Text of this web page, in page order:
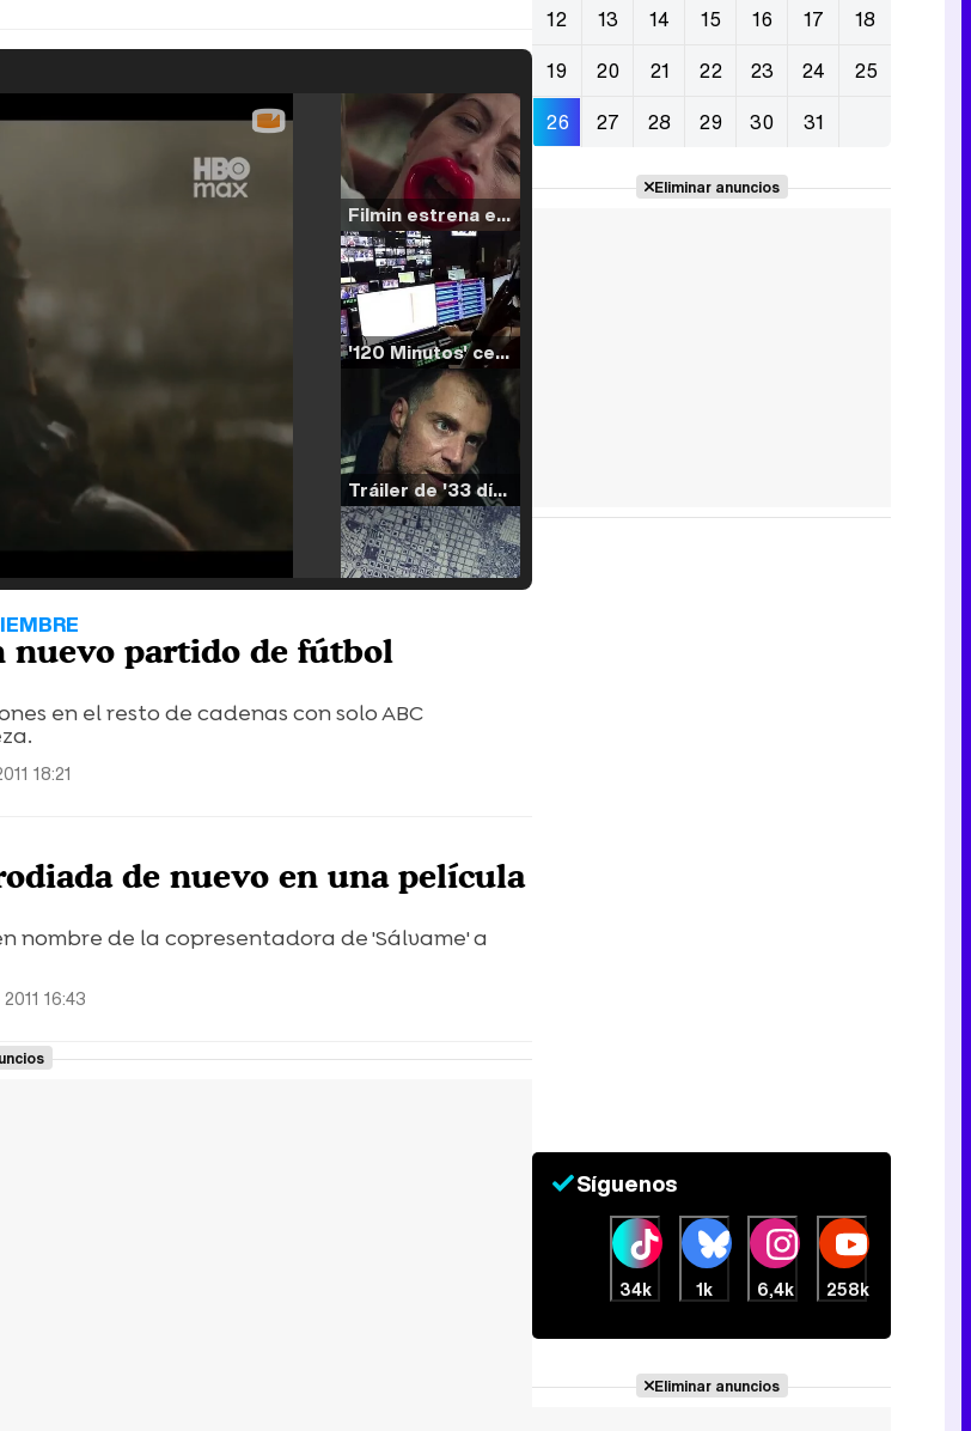
Filmin estrena el tráiler de 'Millennial Mal', su nueva comedia universitaria de la mano de Lorena Iglesias
'120 Minutos' celebra sus 2.000 programas en Telemadrid con un vídeo del día a día en la redacción
Tráiler de '33 días', la nueva serie de Atresplayer con Julián Villagrán y José Manuel Poga
nuevo partido de fútbol
en el resto de cadenas con solo ABC
18:21
de nuevo en una película
nombre de la copresentadora de 'Sálvame' a
16:43
12
13 14 15 16 17
18
19
20 21 22 23 24
25
26
27 28 29 30 31
Eliminar anuncios
Síguenos
34k 1k 6,4k 258k
Eliminar anuncios